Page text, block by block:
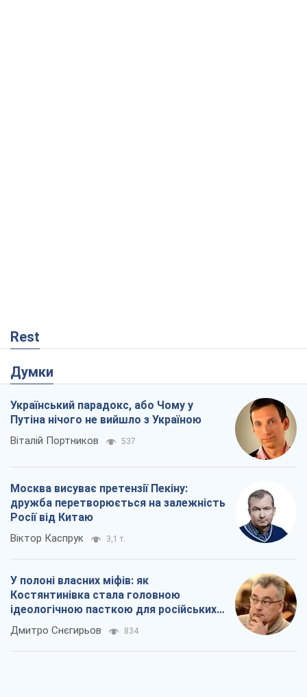
Rest
Думки
Український парадокс, або Чому у
Путіна нічого не вийшло з Україною
Віталій Портников 537
Москва висуває претензії Пекіну:
дружба перетворюється на залежність
Росії від Китаю
Віктор Каспрук 3,1 т.
У полоні власних міфів: як
Костянтинівка стала головною
ідеологічною пасткою для російських
окупантів
Дмитро Снєгирьов 834